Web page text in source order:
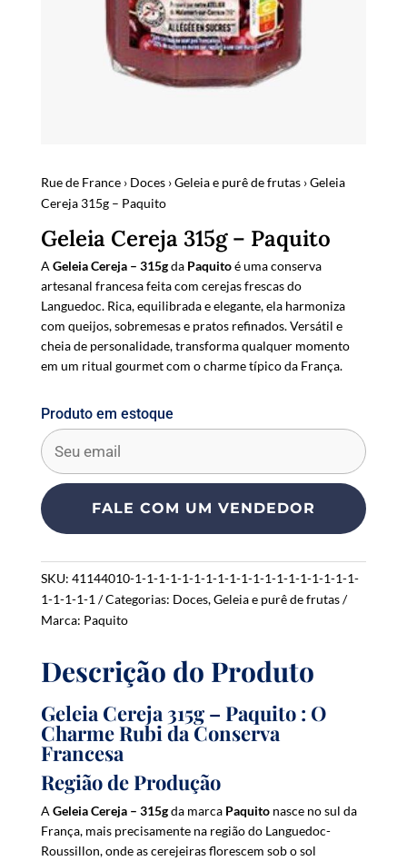
Rue de France› Doces›Geleia e purê de frutas› Geleia
Cereja 315g – Paquito
Geleia Cereja 315g – Paquito
A Geleia Cereja – 315gda Paquitoé uma conserva
artesanal francesa feita com cerejas frescas do
Languedoc. Rica, equilibrada e elegante, ela harmoniza
com queijos, sobremesas e pratos refinados. Versátil e
cheia de personalidade, transforma qualquer momento
em um ritual gourmet com o charme típico da França.
Produto em estoque
E
n
e
r
o
u
r
e
a
i
a
d
r
e
s
s
FALE COM UM VENDEDOR
SKU: 41144010-1-1-1-1-1-1-1-1-1-1-1-1-1-1-1-1-1-1-1-
1-1-1-1-1
Categorias: Doces,Geleia e purê de frutas
Marca: Paquito
Descrição do Produto
Geleia Cereja 315g – Paquito : O
Charme Rubi da Conserva
Francesa
Região de Produção
A Geleia Cereja – 315gda marca Paquitonasce no sul da
França, mais precisamente na região do Languedoc-
Roussillon, onde as cerejeiras florescem sob o sol